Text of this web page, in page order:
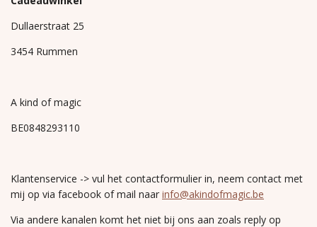
Dullaerstraat 25
3454 Rummen
A kind of magic
BE0848293110
Klantenservice -> vul het contactformulier in, neem contact met
mij op via facebook of mail naar info@akindofmagic.be
Via andere kanalen komt het niet bij ons aan zoals reply op